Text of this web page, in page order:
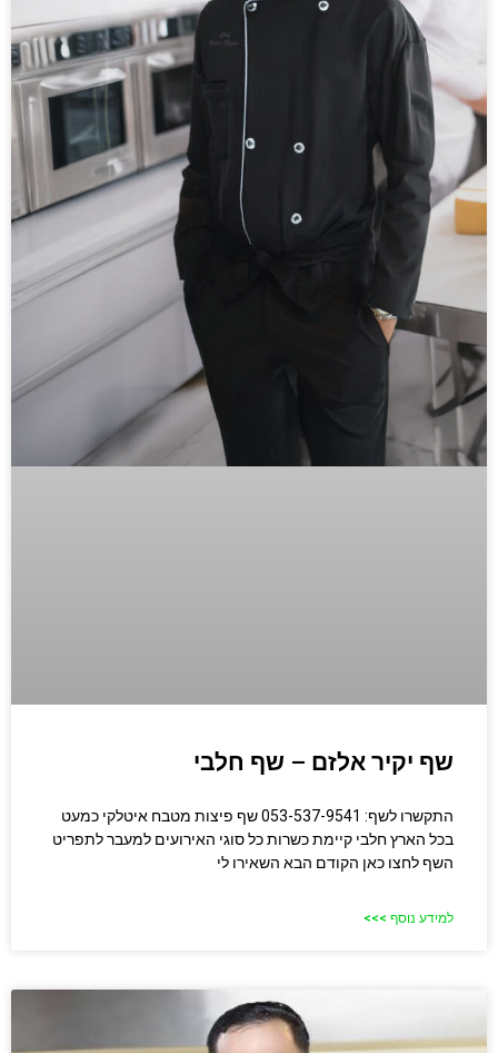
שף יקיר אלזם – שף חלבי
התקשרו לשף: 053-537-9541 שף פיצות מטבח איטלקי כמעט
בכל הארץ חלבי קיימת כשרות כל סוגי האירועים למעבר לתפריט
השף לחצו כאן הקודם הבא השאירו לי
למידע נוסף >>>